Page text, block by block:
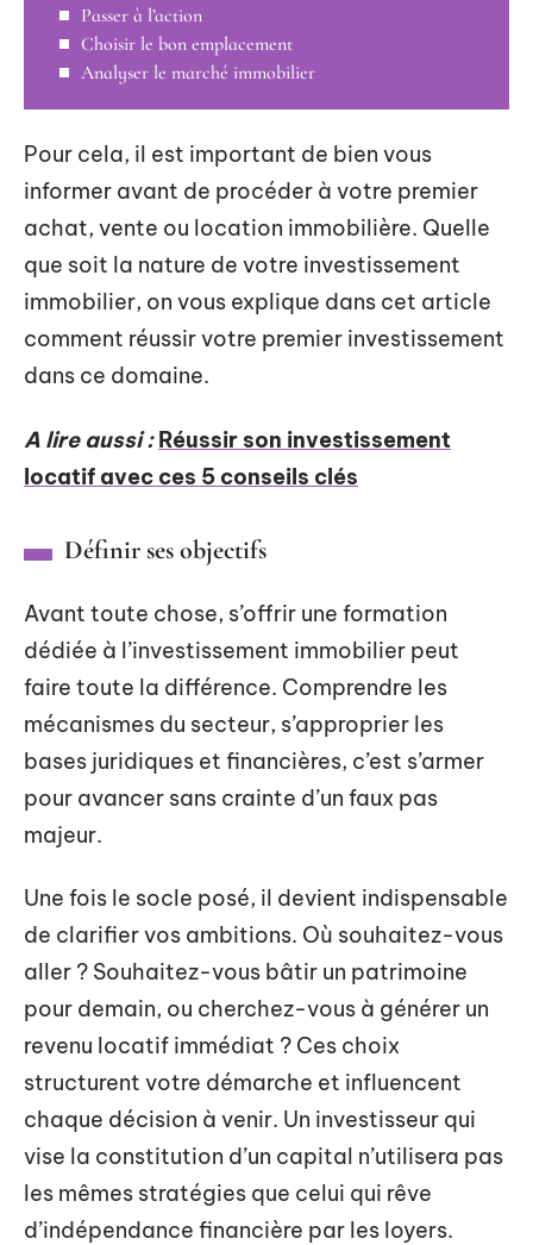
Passer à l’action
Choisir le bon emplacement
Analyser le marché immobilier
Pour cela, il est important de bien vous
informer avant de procéder à votre premier
achat, vente ou location immobilière. Quelle
que soit la nature de votre investissement
immobilier, on vous explique dans cet article
comment réussir votre premier investissement
dans ce domaine.
A lire aussi : Réussir son investissement
locatif avec ces 5 conseils clés
Définir ses objectifs
Avant toute chose, s’offrir une formation
dédiée à l’investissement immobilier peut
faire toute la différence. Comprendre les
mécanismes du secteur, s’approprier les
bases juridiques et financières, c’est s’armer
pour avancer sans crainte d’un faux pas
majeur.
Une fois le socle posé, il devient indispensable
de clarifier vos ambitions. Où souhaitez-vous
aller ? Souhaitez-vous bâtir un patrimoine
pour demain, ou cherchez-vous à générer un
revenu locatif immédiat ? Ces choix
structurent votre démarche et influencent
chaque décision à venir. Un investisseur qui
vise la constitution d’un capital n’utilisera pas
les mêmes stratégies que celui qui rêve
d’indépendance financière par les loyers.